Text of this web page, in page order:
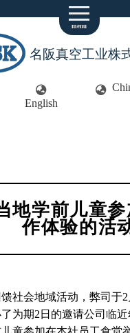
名阪真空工业株
English
menu
地学前儿童参
作体验的活
社会地域活动，弊司于2
了为期2日的邀请公司临